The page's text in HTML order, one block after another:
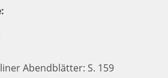
Abendblätter: S. 159